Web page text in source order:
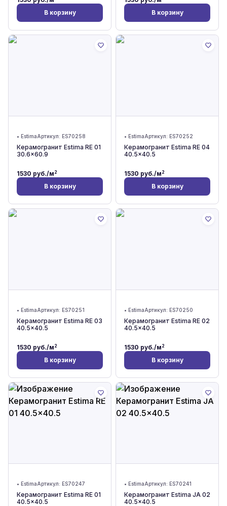
В корзину В корзину
• EstimaАртикул: ES70258
Керамогранит Estima RE 01
30.6x60.9
1530 руб./м2
В корзину
• EstimaАртикул: ES70252
Керамогранит Estima RE 04
40.5x40.5
1530 руб./м2
В корзину
• EstimaАртикул: ES70251
Керамогранит Estima RE 03
40.5x40.5
1530 руб./м2
В корзину
• EstimaАртикул: ES70250
Керамогранит Estima RE 02
40.5x40.5
1530 руб./м2
В корзину
• EstimaАртикул: ES70247
Керамогранит Estima RE 01
40.5x40.5
• EstimaАртикул: ES70241
Керамогранит Estima JA 02
40.5x40.5